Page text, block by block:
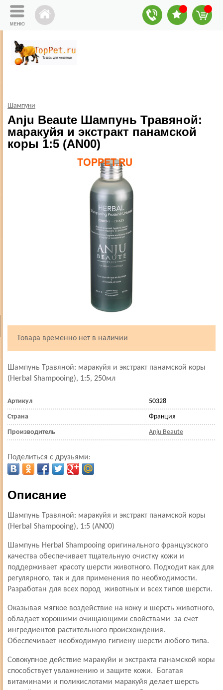
Шампуни
Anju Beaute Шампунь Травяной:
маракуйя и экстракт панамской
коры 1:5 (AN00)
Товара временно нет в наличии
Шампунь Травяной: маракуйя и экстракт панамской коры
(Herbal Shampooing), 1:5, 250мл
Артикул 50328
Страна Франция
Производитель Anju Beaute
Поделиться с друзьями:
Описание
Шампунь Травяной: маракуйя и экстракт панамской коры
(Herbal Shampooing), 1:5 (AN00)
Шампунь Herbal Shampooing оригинального французского
качества обеспечивает тщательную очистку кожи и
поддерживает красоту шерсти животного. Подходит как для
регулярного, так и для применения по необходимости.
Разработан для всех пород животных и всех типов шерсти.
Оказывая мягкое воздействие на кожу и шерсть животного,
обладает хорошими очищающими свойствами за счет
ингредиентов растительного происхождения.
Обеспечивает необходимую гигиену шерсти любого типа.
Совокупное действие маракуйи и экстракта панамской коры
способствует увлажнению и защите кожи. Богатая
витаминами и поликислотами маракуйя делает шерсть